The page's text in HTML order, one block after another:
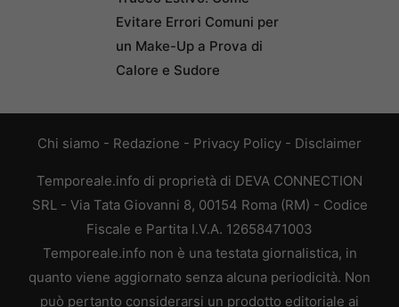
Evitare Errori Comuni per
un Make-Up a Prova di
Calore e Sudore
Chi siamo - Redazione - Privacy Policy - Disclaimer
Temporeale.info di proprietà di DEVA CONNECTION
SRL - Via Tata Giovanni 8, 00154 Roma (RM) - Codice
Fiscale e Partita I.V.A. 12658471003
Temporeale.info non è una testata giornalistica, in
quanto viene aggiornato senza alcuna periodicità. Non
può pertanto considerarsi un prodotto editoriale ai